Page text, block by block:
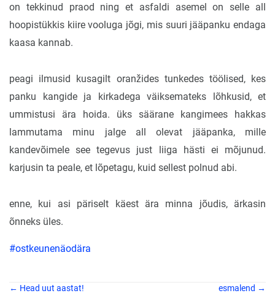
on tekkinud praod ning et asfaldi asemel on selle all
hoopistükkis kiire vooluga jõgi, mis suuri jääpanku endaga
kaasa kannab.
peagi ilmusid kusagilt oranžides tunkedes töölised, kes
panku kangide ja kirkadega väiksemateks lõhkusid, et
ummistusi ära hoida. üks säärane kangimees hakkas
lammutama minu jalge all olevat jääpanka, mille
kandevõimele see tegevus just liiga hästi ei mõjunud.
karjusin ta peale, et lõpetagu, kuid sellest polnud abi.
enne, kui asi päriselt käest ära minna jõudis, ärkasin
õnneks üles.
#ostkeunenäodära
← Head uut aastat! esmalend →